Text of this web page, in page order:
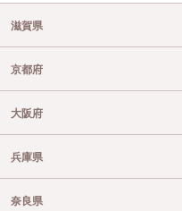
滋賀県
京都府
大阪府
兵庫県
奈良県